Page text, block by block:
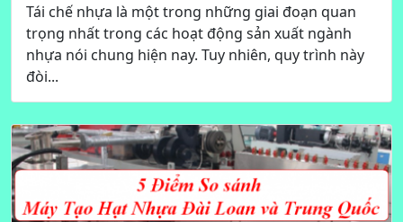
Tái chế nhựa là một trong những giai đoạn quan
trọng nhất trong các hoạt động sản xuất ngành
nhựa nói chung hiện nay. Tuy nhiên, quy trình này
đòi...